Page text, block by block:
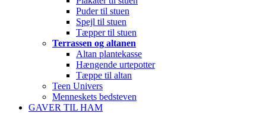
Puder til stuen
Spejl til stuen
Tæpper til stuen
Terrassen og altanen
Altan plantekasse
Hængende urtepotter
Tæppe til altan
Teen Univers
Menneskets bedsteven
GAVER TIL HAM